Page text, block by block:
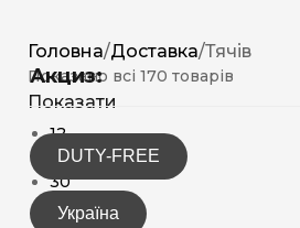
Акциз:
DUTY-FREE
Україна
Головна/Доставка/Тячів
Показано всі 170 товарів
Показати
12
15
30